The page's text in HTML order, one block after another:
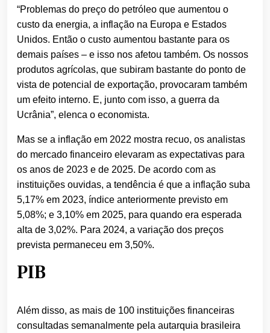
“Problemas do preço do petróleo que aumentou o
custo da energia, a inflação na Europa e Estados
Unidos. Então o custo aumentou bastante para os
demais países – e isso nos afetou também. Os nossos
produtos agrícolas, que subiram bastante do ponto de
vista de potencial de exportação, provocaram também
um efeito interno. E, junto com isso, a guerra da
Ucrânia”, elenca o economista.
Mas se a inflação em 2022 mostra recuo, os analistas
do mercado financeiro elevaram as expectativas para
os anos de 2023 e de 2025. De acordo com as
instituições ouvidas, a tendência é que a inflação suba
5,17% em 2023, índice anteriormente previsto em
5,08%; e 3,10% em 2025, para quando era esperada
alta de 3,02%. Para 2024, a variação dos preços
prevista permaneceu em 3,50%.
PIB
Além disso, as mais de 100 instituições financeiras
consultadas semanalmente pela autarquia brasileira